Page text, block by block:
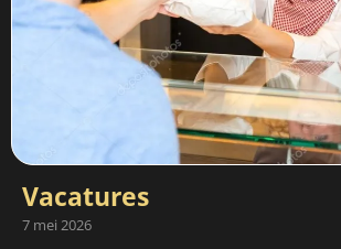
Vacatures
7 mei 2026